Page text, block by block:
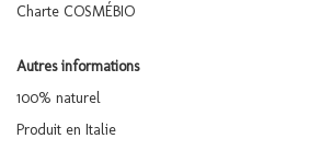
Charte COSMÉBIO
Autres informations
100% naturel
Produit en Italie